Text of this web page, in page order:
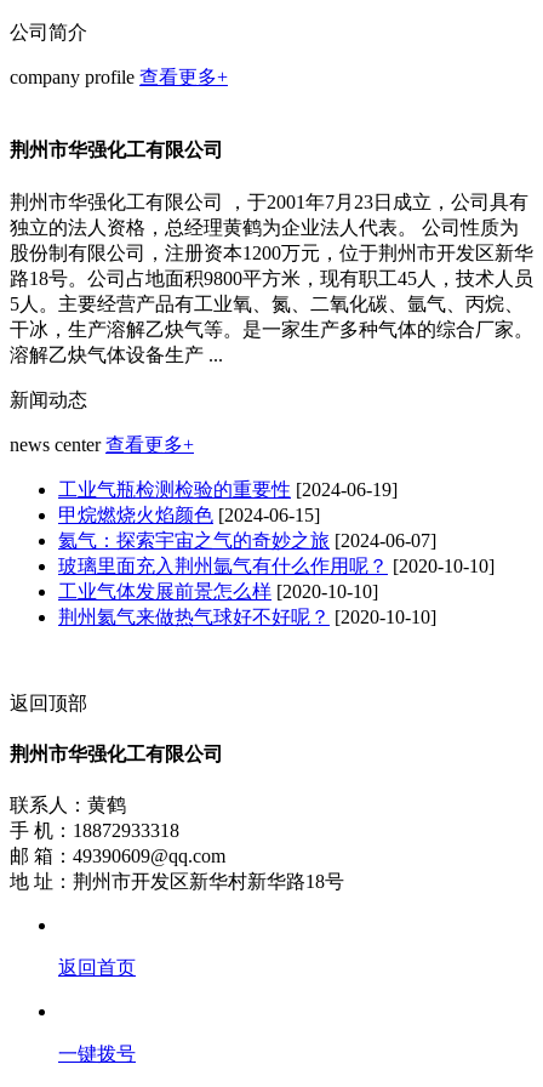
公司简介
company profile 查看更多+
荆州市华强化工有限公司
荆州市华强化工有限公司 ，于2001年7月23日成立，公司具有
独立的法人资格，总经理黄鹤为企业法人代表。 公司性质为
股份制有限公司，注册资本1200万元，位于荆州市开发区新华
路18号。公司占地面积9800平方米，现有职工45人，技术人员
5人。主要经营产品有工业氧、氮、二氧化碳、氩气、丙烷、
干冰，生产溶解乙炔气等。是一家生产多种气体的综合厂家。
溶解乙炔气体设备生产 ...
新闻动态
news center查看更多+
工业气瓶检测检验的重要性 [2024-06-19]
甲烷燃烧火焰颜色 [2024-06-15]
氦气：探索宇宙之气的奇妙之旅 [2024-06-07]
玻璃里面充入荆州氩气有什么作用呢？ [2020-10-10]
工业气体发展前景怎么样 [2020-10-10]
荆州氦气来做热气球好不好呢？ [2020-10-10]
返回顶部
荆州市华强化工有限公司
联系人：黄鹤
手 机：18872933318
邮 箱：49390609@qq.com
地 址：荆州市开发区新华村新华路18号
返回首页
一键拨号